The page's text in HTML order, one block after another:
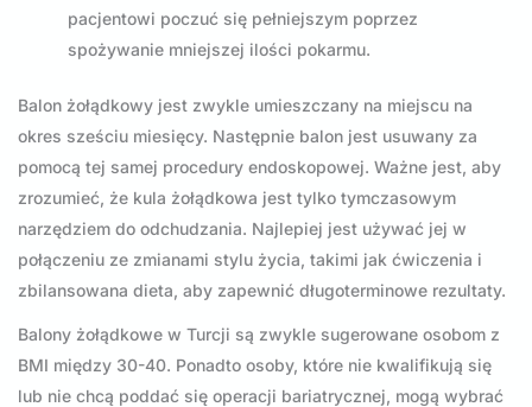
pacjentowi poczuć się pełniejszym poprzez
spożywanie mniejszej ilości pokarmu.
Balon żołądkowy jest zwykle umieszczany na miejscu na
okres sześciu miesięcy. Następnie balon jest usuwany za
pomocą tej samej procedury endoskopowej. Ważne jest, aby
zrozumieć, że kula żołądkowa jest tylko tymczasowym
narzędziem do odchudzania. Najlepiej jest używać jej w
połączeniu ze zmianami stylu życia, takimi jak ćwiczenia i
zbilansowana dieta, aby zapewnić długoterminowe rezultaty.
Balony żołądkowe w Turcji są zwykle sugerowane osobom z
BMI między 30-40. Ponadto osoby, które nie kwalifikują się
lub nie chcą poddać się operacji bariatrycznej, mogą wybrać